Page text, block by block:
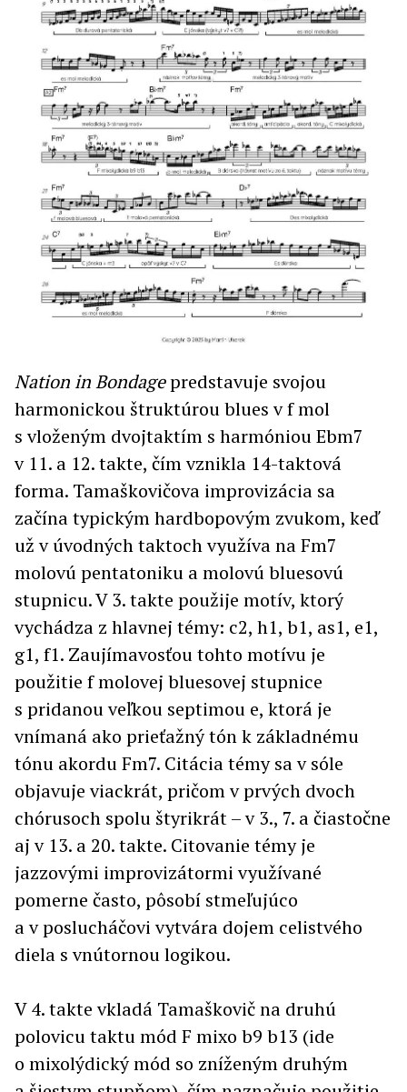
Nation in Bondagepredstavuje svojou
harmonickou štruktúrou blues v f mol
s vloženým dvojtaktím s harmóniou Ebm7
v 11. a 12. takte, čím vznikla 14-taktová
forma. Tamaškovičova improvizácia sa
začína typickým hardbopovým zvukom, keď
už v úvodných taktoch využíva na Fm7
molovú pentatoniku a molovú bluesovú
stupnicu. V 3. takte použije motív, ktorý
vychádza z hlavnej témy: c2, h1, b1, as1, e1,
g1, f1. Zaujímavosťou tohto motívu je
použitie f molovej bluesovej stupnice
s pridanou veľkou septimou e, ktorá je
vnímaná ako prieťažný tón k základnému
tónu akordu Fm7. Citácia témy sa v sóle
objavuje viackrát, pričom v prvých dvoch
chórusoch spolu štyrikrát – v 3., 7. a čiastočne
aj v 13. a 20. takte. Citovanie témy je
jazzovými improvizátormi využívané
pomerne často, pôsobí stmeľujúco
a v poslucháčovi vytvára dojem celistvého
diela s vnútornou logikou.
V 4. takte vkladá Tamaškovič na druhú
polovicu taktu mód F mixo b9 b13 (ide
o mixolýdický mód so zníženým druhým